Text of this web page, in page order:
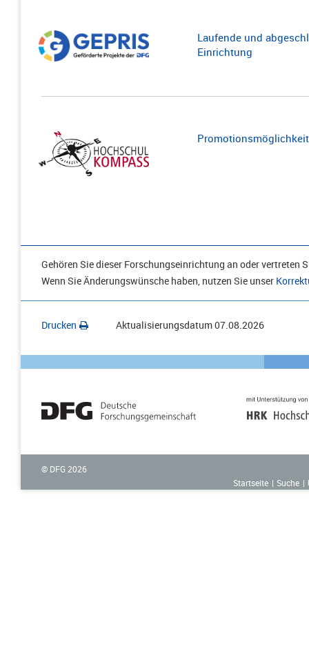
Laufende und
Einrichtung
Gehören Sie dieser Forschungseinrichtung an oder vertreten
Wenn Sie Änderungswünsche haben, nutzen Sie unser
Drucken Aktualisierungsdatum07.08.2026
© DFG 2026
Startseite
Suche